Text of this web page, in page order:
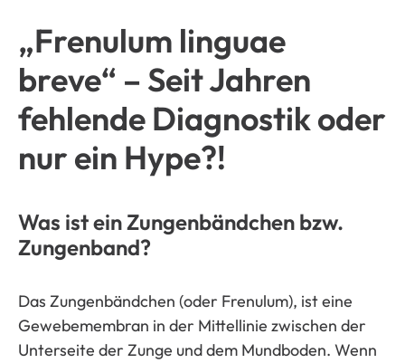
„Frenulum linguae
breve“ – Seit Jahren
fehlende Diagnostik oder
nur ein Hype?!
Was ist ein Zungenbändchen bzw.
Zungenband?
Das Zungenbändchen (oder Frenulum), ist eine
Gewebemembran in der Mittellinie zwischen der
Unterseite der Zunge und dem Mundboden. Wenn